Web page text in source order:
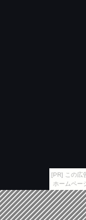
[PR] この広
ホームペー